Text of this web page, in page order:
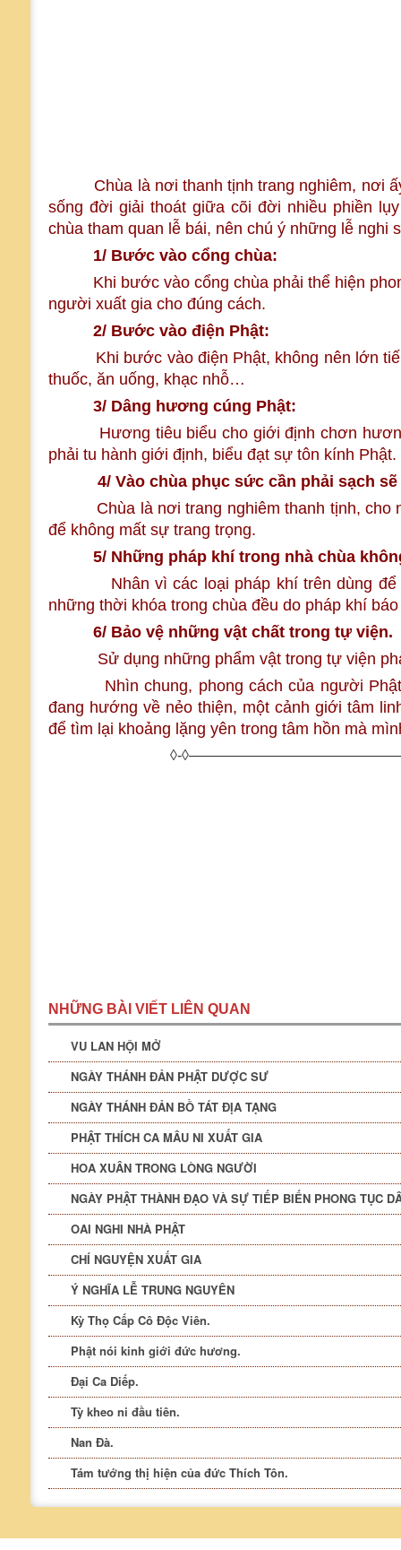
Chùa là nơi thanh tịnh trang nghiêm, nơi ấy
sống đời giải thoát giữa cõi đời nhiều phiền
chùa tham quan lễ bái, nên chú ý những lễ nghi
1/ Bước vào cổng chùa:
Khi bước vào cổng chùa phải thể hiện
người xuất gia cho đúng cách.
2/ Bước vào điện Phật:
Khi bước vào điện Phật, không nên lớn
thuốc, ăn uống, khạc nhỗ…
3/ Dâng hương cúng Phật:
Hương tiêu biểu cho giới định chơn
phải tu hành giới định, biểu đạt sự tôn kính Phật.
4/ Vào chùa phục sức cần phải sạch
Chùa là nơi trang nghiêm thanh tịnh, cho
để không mất sự trang trọng.
5/ Những pháp khí trong nhà chùa
Nhân vì các loại pháp khí trên dùng để
những thời khóa trong chùa đều do pháp khí
6/ Bảo vệ những vật chất trong tự viện.
Sử dụng những phẩm vật trong tự viện phải
Nhìn chung, phong cách của người Phật
đang hướng về nẻo thiện, một cảnh giới tâm
để tìm lại khoảng lặng yên trong tâm hồn mà
◊-
NHỮNG BÀI VIẾT LIÊN QUAN
VU LAN HỘI MỞ
NGÀY THÁNH ĐẢN PHẬT DƯỢC SƯ
NGÀY THÁNH ĐẢN BỒ TÁT ĐỊA TẠNG
PHẬT THÍCH CA MÂU NI XUẤT GIA
HOA XUÂN TRONG LÒNG NGƯỜI
NGÀY PHẬT THÀNH ĐẠO VÀ SỰ TIẾP BIẾN PHONG TỤC
OAI NGHI NHÀ PHẬT
CHÍ NGUYỆN XUẤT GIA
Ý NGHĨA LỄ TRUNG NGUYÊN
Kỳ Thọ Cấp Cô Độc Viên.
Phật nói kinh giới đức hương.
Đại Ca Diếp.
Tỳ kheo ni đầu tiên.
Nan Đà.
Tám tướng thị hiện của đức Thích Tôn.